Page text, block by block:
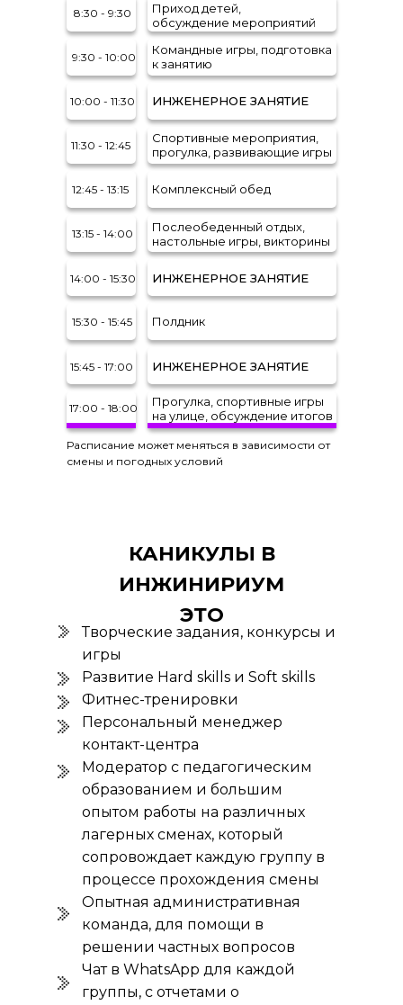
8:30 - 9:30
Приход детей,
обсуждение мероприятий
9:30 - 10:00
Командные игры, подготовка
к занятию
10:00 - 11:30 ИНЖЕНЕРНОЕ ЗАНЯТИЕ
11:30 - 12:45
Спортивные мероприятия,
прогулка, развивающие игры
Расписание может меняться в зависимости от
смены и погодных условий
12:45 - 13:15 Комплексный обед
15:30 - 15:45 Полдник
17:00 - 18:00
Прогулка, спортивные игры
на улице, обсуждение итогов
13:15 - 14:00
Послеобеденный отдых,
настольные игры, викторины
14:00 - 15:30 ИНЖЕНЕРНОЕ ЗАНЯТИЕ
15:45 - 17:00 ИНЖЕНЕРНОЕ ЗАНЯТИЕ
КАНИКУЛЫ В
ИНЖИНИРИУМ
ЭТО
Творческие задания, конкурсы и
игры
Развитие Hard skills и Soft skills
Фитнес-тренировки
Персональный менеджер
контакт-центра
Модератор с педагогическим
образованием и большим
опытом работы на различных
лагерных сменах, который
сопровождает каждую группу в
процессе прохождения смены
Опытная административная
команда, для помощи в
решении частных вопросов
Чат в WhatsApp для каждой
группы, с отчетами о